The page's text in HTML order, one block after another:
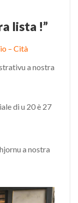
lista !”
– Cità
a nostra
di u 20 è 27
a nostra